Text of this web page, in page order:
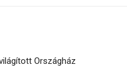
Országház